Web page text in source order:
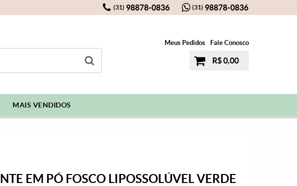
(31) 98878-0836 (31) 98878-0836
Meus Pedidos Fale Conosco
R$ 0,00
MAIS VENDIDOS
EM PÓ FOSCO LIPOSSOLÚVEL VERDE